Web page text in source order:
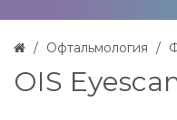
Офтальмология
OIS